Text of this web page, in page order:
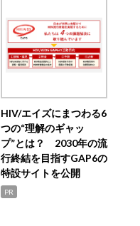
HIV/エイズにまつわる6
つの“理解のギャッ
プ”とは？ 2030年の流
行終結を目指すGAP6の
特設サイトを公開
PR